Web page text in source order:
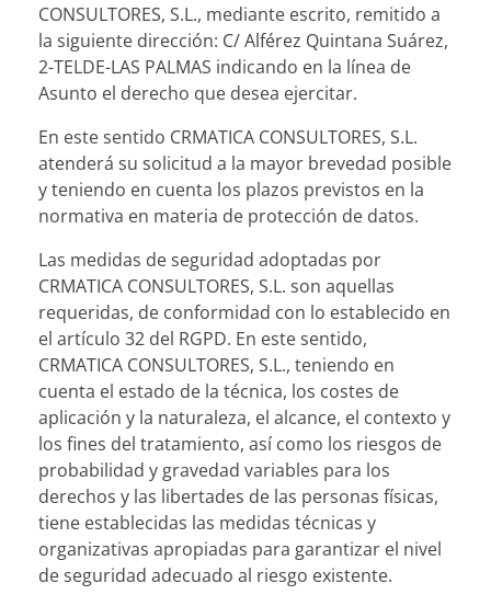
CONSULTORES, S.L., mediante escrito, remitido a
la siguiente dirección: C/ Alférez Quintana Suárez,
2-TELDE-LAS PALMAS indicando en la línea de
Asunto el derecho que desea ejercitar.
En este sentido CRMATICA CONSULTORES, S.L.
atenderá su solicitud a la mayor brevedad posible
y teniendo en cuenta los plazos previstos en la
normativa en materia de protección de datos.
Las medidas de seguridad adoptadas por
CRMATICA CONSULTORES, S.L. son aquellas
requeridas, de conformidad con lo establecido en
el artículo 32 del RGPD. En este sentido,
CRMATICA CONSULTORES, S.L., teniendo en
cuenta el estado de la técnica, los costes de
aplicación y la naturaleza, el alcance, el contexto y
los fines del tratamiento, así como los riesgos de
probabilidad y gravedad variables para los
derechos y las libertades de las personas físicas,
tiene establecidas las medidas técnicas y
organizativas apropiadas para garantizar el nivel
de seguridad adecuado al riesgo existente.